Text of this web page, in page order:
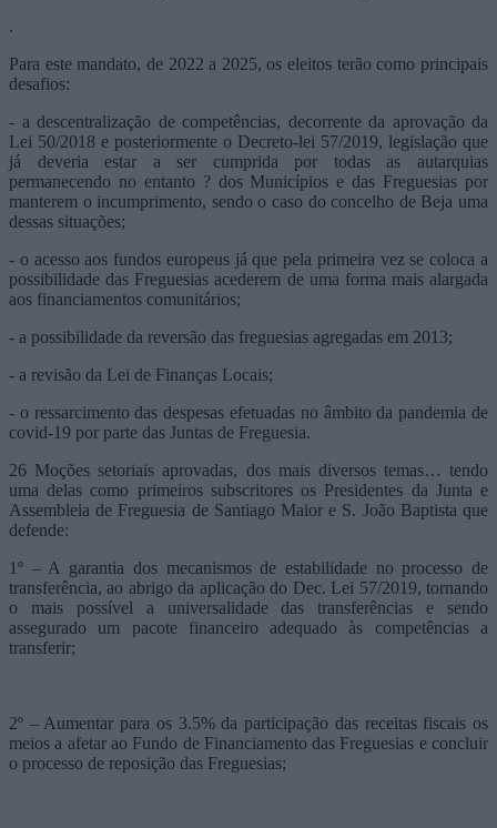
.
Para este mandato, de 2022 a 2025, os eleitos terão como principais
desafios:
- a descentralização de competências, decorrente da aprovação da
Lei 50/2018 e posteriormente o Decreto-lei 57/2019, legislação que
já deveria estar a ser cumprida por todas as autarquias
permanecendo no entanto ? dos Municípios e das Freguesias por
manterem o incumprimento, sendo o caso do concelho de Beja uma
dessas situações;
- o acesso aos fundos europeus já que pela primeira vez se coloca a
possibilidade das Freguesias acederem de uma forma mais alargada
aos financiamentos comunitários;
- a possibilidade da reversão das freguesias agregadas em 2013;
- a revisão da Lei de Finanças Locais;
- o ressarcimento das despesas efetuadas no âmbito da pandemia de
covid-19 por parte das Juntas de Freguesia.
26 Moções setoriais aprovadas, dos mais diversos temas… tendo
uma delas como primeiros subscritores os Presidentes da Junta e
Assembleia de Freguesia de Santiago Maior e S. João Baptista que
defende:
1º – A garantia dos mecanismos de estabilidade no processo de
transferência, ao abrigo da aplicação do Dec. Lei 57/2019, tornando
o mais possível a universalidade das transferências e sendo
assegurado um pacote financeiro adequado às competências a
transferir;
2º – Aumentar para os 3.5% da participação das receitas fiscais os
meios a afetar ao Fundo de Financiamento das Freguesias e concluir
o processo de reposição das Freguesias;